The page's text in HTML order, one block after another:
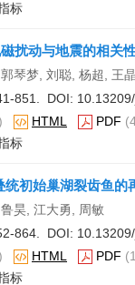
标
扰动与地震的相关
琴梦, 刘聪, 杨超, 王
851. DOI:
HTML PDF
标
统初始巢湖裂齿鱼的
昊, 江大勇, 周敏
864. DOI:
HTML PDF
标